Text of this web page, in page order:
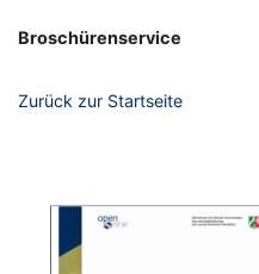
Broschürenservice
Zurück zur Startseite